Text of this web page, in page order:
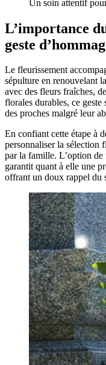
Un soin attentif
L’importance
geste
Le fleurissement
sépulture en renouvelant
avec des fleurs fraîches,
florales durables, ce
des proches malgré leur
En confiant cette étape à
personnaliser la sélection
par la famille. L’option
garantit quant à elle une
offrant un doux rappel du